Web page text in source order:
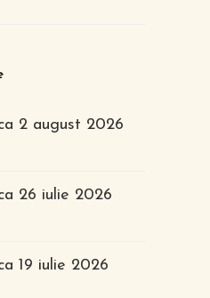
2 august 2026
26 iulie 2026
19 iulie 2026